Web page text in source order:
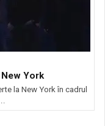
York
la New York în cadrul